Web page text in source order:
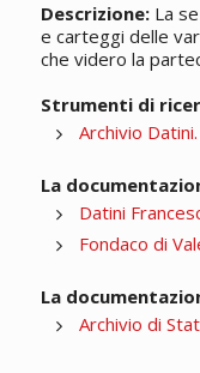
Descrizione:La
e carteggi delle
che videro la
Strumenti di
Archivio
La
Datini
Fondaco di
La
Archivio di